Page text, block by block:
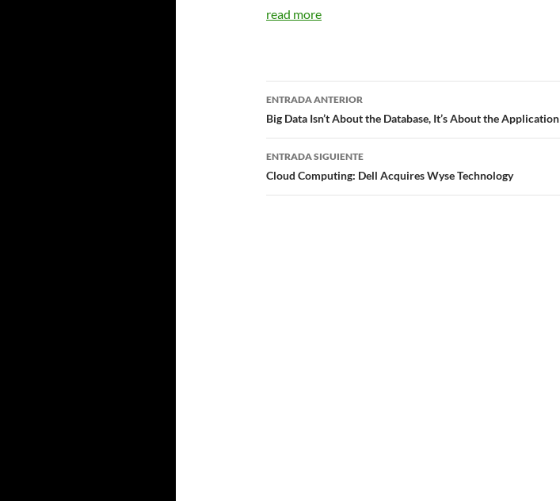
read more
Navegador
de
entradas
ENTRADA ANTERIOR
Big Data Isn’t About the Database, It’s About the Application
ENTRADA SIGUIENTE
Cloud Computing: Dell Acquires Wyse Technology